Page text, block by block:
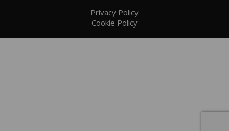
Privacy Policy
Cookie Policy